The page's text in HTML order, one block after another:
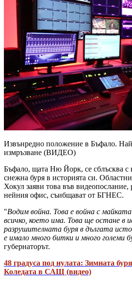
Извънредно положение в Бъфало.
измръзване (ВИДЕО)
Бъфало, щата Ню Йорк, се сблъсква с
снежна буря в историята си.
Хокул заяви това във видеопослание,
нейния офис, съибщават от БГНЕС.
"Водим война. Това е война с
всичко, което има. Това ще остане в
разрушителната буря в дългата
е имало много битки и много големи
губернаторът.
48 градуса под нулата: Зимната
Коледата в САЩ (видео)